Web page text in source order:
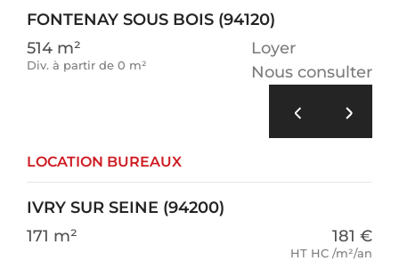
FONTENAY SOUS BOIS (94120)
514 m²
Div. à partir de 0 m²
Loyer
Nous consulter
LOCATION BUREAUX
IVRY SUR SEINE (94200)
171 m²
181 €
HT HC /m²/an